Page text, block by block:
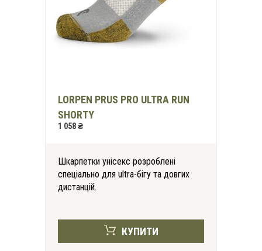
LORPEN PRUS PRO ULTRA RUN
SHORTY
1 058 ₴
Шкарпетки унісекс розроблені
спеціально для ultra-бігу та довгих
дистанцій.
КУПИТИ